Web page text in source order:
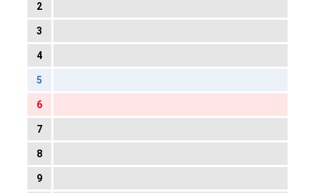
2
3
4
5
6
7
8
9